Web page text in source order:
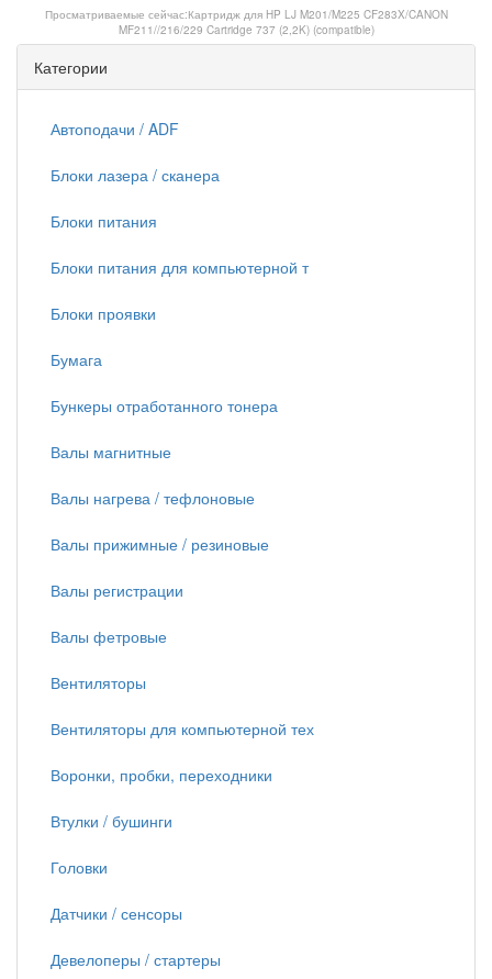
Просматриваемые сейчас:Картридж для HP LJ M201/M225 CF283X/CANON
MF211//216/229 Cartridge 737 (2,2K) (compatible)
Категории
Автоподачи / ADF
Блоки лазера / сканера
Блоки питания
Блоки питания для компьютерной т
Блоки проявки
Бумага
Бункеры отработанного тонера
Валы магнитные
Валы нагрева / тефлоновые
Валы прижимные / резиновые
Валы регистрации
Валы фетровые
Вентиляторы
Вентиляторы для компьютерной тех
Воронки, пробки, переходники
Втулки / бушинги
Головки
Датчики / сенсоры
Девелоперы / стартеры